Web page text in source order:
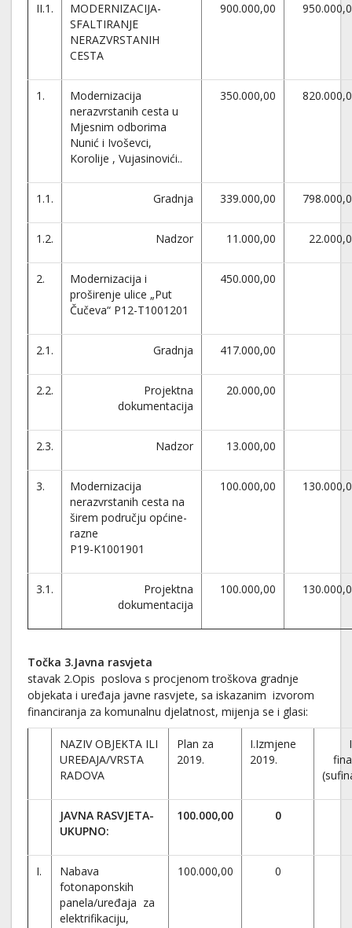
II.1.
MODERNIZACIJA-
SFALTIRANJE
NERAZVRSTANIH
CESTA
900.000,00
1.
Modernizacija
nerazvrstanih cesta u
Mjesnim odborima
Nunić i Ivoševci,
Korolije , Vujasinovići..
350.000,00
1.1. Gradnja 339.000,00
1.2. Nadzor 11.000,00
2.
Modernizacija i
proširenje ulice „Put
Čučeva“ P12-T1001201
450.000,00
2.1. Gradnja 417.000,00
2.2.
Projektna
dokumentacija
20.000,00
2.3. Nadzor 13.000,00
3.
Modernizacija
nerazvrstanih cesta na
širem području općine-
razne
P19-K1001901
100.000,00
3.1.
Projektna
dokumentacija
100.000,00
Točka 3.Javna rasvjeta
stavak 2.Opis poslova s procjenom troškova gradnje
objekata i uređaja javne rasvjete, sa iskazanim izvorom
financiranja za komunalnu djelatnost, mijenja se i glasi:
NAZIV OBJEKTA ILI
UREĐAJA/VRSTA
RADOVA
Plan za
2019.
I.Izmjene
2019.
JAVNA RASVJETA-
UKUPNO:
100.000,00 0
I.
Nabava
fotonaponskih
panela/uređaja za
elektrifikaciju,
100.000,00 0